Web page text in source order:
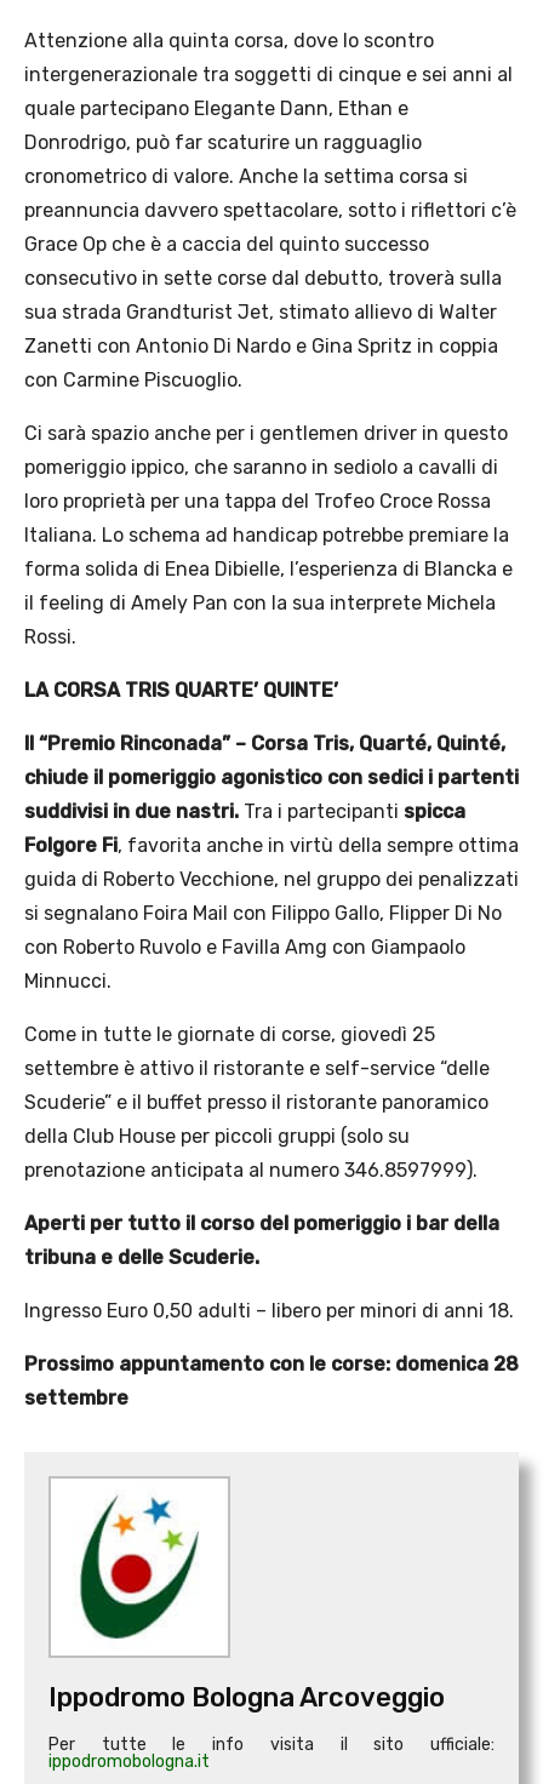
Attenzione alla quinta corsa, dove lo scontro
intergenerazionale tra soggetti di cinque e sei anni al
quale partecipano Elegante Dann, Ethan e
Donrodrigo, può far scaturire un ragguaglio
cronometrico di valore. Anche la settima corsa si
preannuncia davvero spettacolare, sotto i riflettori c’è
Grace Op che è a caccia del quinto successo
consecutivo in sette corse dal debutto, troverà sulla
sua strada Grandturist Jet, stimato allievo di Walter
Zanetti con Antonio Di Nardo e Gina Spritz in coppia
con Carmine Piscuoglio.
Ci sarà spazio anche per i gentlemen driver in questo
pomeriggio ippico, che saranno in sediolo a cavalli di
loro proprietà per una tappa del Trofeo Croce Rossa
Italiana. Lo schema ad handicap potrebbe premiare la
forma solida di Enea Dibielle, l’esperienza di Blancka e
il feeling di Amely Pan con la sua interprete Michela
Rossi.
LA CORSA TRIS QUARTE’ QUINTE’
Il “Premio Rinconada” – Corsa Tris, Quarté, Quinté,
chiude il pomeriggio agonistico con sedici i partenti
suddivisi in due nastri. Tra i partecipanti spicca
Folgore Fi, favorita anche in virtù della sempre ottima
guida di Roberto Vecchione, nel gruppo dei penalizzati
si segnalano Foira Mail con Filippo Gallo, Flipper Di No
con Roberto Ruvolo e Favilla Amg con Giampaolo
Minnucci.
Come in tutte le giornate di corse, giovedì 25
settembre è attivo il ristorante e self-service “delle
Scuderie” e il buffet presso il ristorante panoramico
della Club House per piccoli gruppi (solo su
prenotazione anticipata al numero 346.8597999).
Aperti per tutto il corso del pomeriggio i bar della
tribuna e delle Scuderie.
Ingresso Euro 0,50 adulti – libero per minori di anni 18.
Prossimo appuntamento con le corse: domenica 28
settembre
Ippodromo Bologna Arcoveggio
Per tutte le info visita il sito ufficiale:
ippodromobologna.it